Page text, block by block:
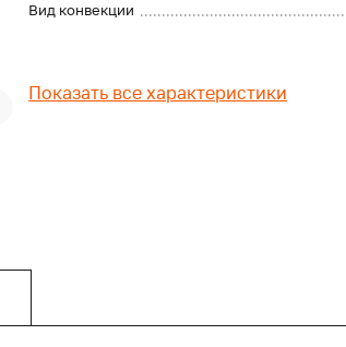
Вид конвекции
Показать все характеристики